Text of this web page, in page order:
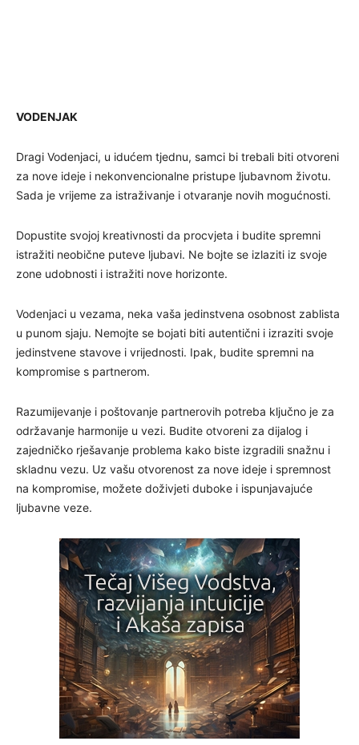
VODENJAK
Dragi Vodenjaci, u idućem tjednu, samci bi trebali biti otvoreni
za nove ideje i nekonvencionalne pristupe ljubavnom životu.
Sada je vrijeme za istraživanje i otvaranje novih mogućnosti.
Dopustite svojoj kreativnosti da procvjeta i budite spremni
istražiti neobične puteve ljubavi. Ne bojte se izlaziti iz svoje
zone udobnosti i istražiti nove horizonte.
Vodenjaci u vezama, neka vaša jedinstvena osobnost zablista
u punom sjaju. Nemojte se bojati biti autentični i izraziti svoje
jedinstvene stavove i vrijednosti. Ipak, budite spremni na
kompromise s partnerom.
Razumijevanje i poštovanje partnerovih potreba ključno je za
održavanje harmonije u vezi. Budite otvoreni za dijalog i
zajedničko rješavanje problema kako biste izgradili snažnu i
skladnu vezu. Uz vašu otvorenost za nove ideje i spremnost
na kompromise, možete doživjeti duboke i ispunjavajuće
ljubavne veze.